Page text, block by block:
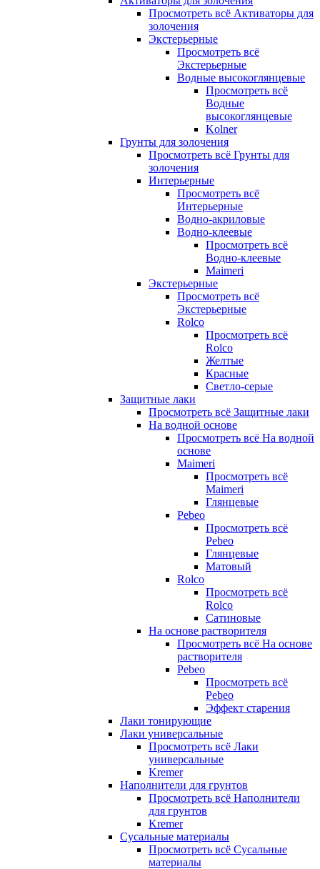
Просмотреть всё Активаторы для
золочения
Экстерьерные
Просмотреть всё
Экстерьерные
Водные высокоглянцевые
Просмотреть всё
Водные
высокоглянцевые
Kolner
Грунты для золочения
Просмотреть всё Грунты для
золочения
Интерьерные
Просмотреть всё
Интерьерные
Водно-акриловые
Водно-клеевые
Просмотреть всё
Водно-клеевые
Maimeri
Экстерьерные
Просмотреть всё
Экстерьерные
Rolco
Просмотреть всё
Rolco
Желтые
Красные
Светло-серые
Защитные лаки
Просмотреть всё Защитные лаки
На водной основе
Просмотреть всё На водной
основе
Maimeri
Просмотреть всё
Maimeri
Глянцевые
Pebeo
Просмотреть всё
Pebeo
Глянцевые
Матовый
Rolco
Просмотреть всё
Rolco
Сатиновые
На основе растворителя
Просмотреть всё На основе
растворителя
Pebeo
Просмотреть всё
Pebeo
Эффект старения
Лаки тонирующие
Лаки универсальные
Просмотреть всё Лаки
универсальные
Kremer
Наполнители для грунтов
Просмотреть всё Наполнители
для грунтов
Kremer
Сусальные материалы
Просмотреть всё Сусальные
материалы